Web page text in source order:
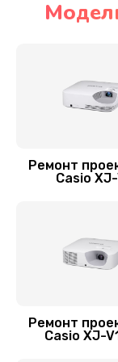
Ремонт
Casio
Ремонт
Casio XJ-